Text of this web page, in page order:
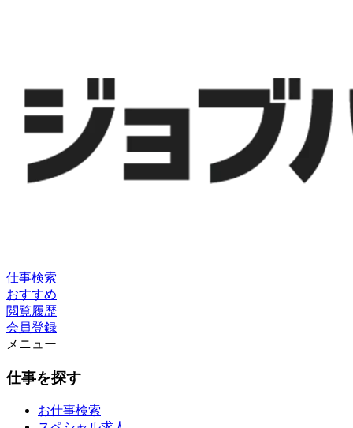
仕事検索
おすすめ
閲覧履歴
会員登録
メニュー
仕事を探す
お仕事検索